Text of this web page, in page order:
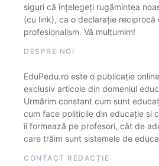
siguri că înțelegeți rugămintea
(cu link), ca o declarație reciprocă
profesionalism. Vă mulțumim!
DESPRE NOI
EduPedu.ro este o publicație
exclusiv articole din domeniul
Urmărim constant cum sunt
cum face politicile din educație și
îi formează pe profesori, cât de
care trăim sunt sistemele de
CONTACT REDACȚIE